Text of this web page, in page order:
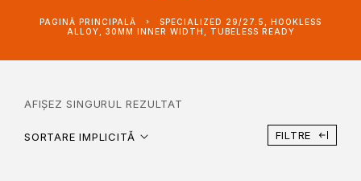
PAGINĂ PRINCIPALĂ
SPECIALIZED 29/27.5, HOOKLESS
ALLOY, 30MM INNER WIDTH, TUBELESS READY
AFIȘEZ SINGURUL REZULTAT
SORTARE IMPLICITĂ FILTRE